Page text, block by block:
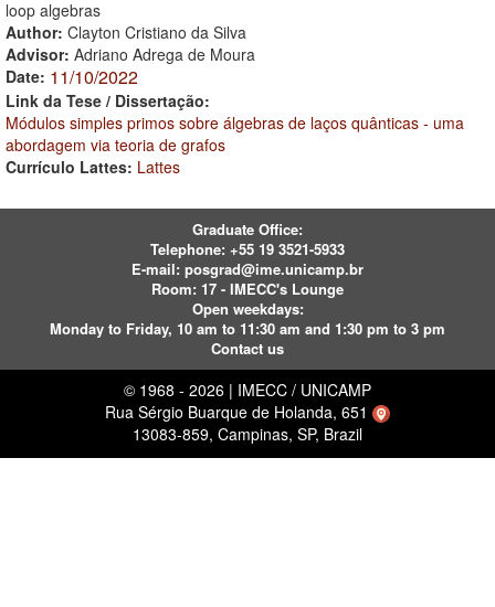
loop algebras
Author: Clayton Cristiano da Silva
Advisor: Adriano Adrega de Moura
Date: 11/10/2022
Link da Tese / Dissertação:
Módulos simples primos sobre álgebras de laços quânticas - uma
abordagem via teoria de grafos
Currículo Lattes: Lattes
Graduate Office:
Telephone: +55 19 3521-5933
E-mail: posgrad@ime.unicamp.br
Room: 17 - IMECC's Lounge
Open weekdays:
Monday to Friday, 10 am to 11:30 am and 1:30 pm to 3 pm
Contact us
© 1968 - 2026 | IMECC / UNICAMP
Rua Sérgio Buarque de Holanda, 651
13083-859, Campinas, SP, Brazil